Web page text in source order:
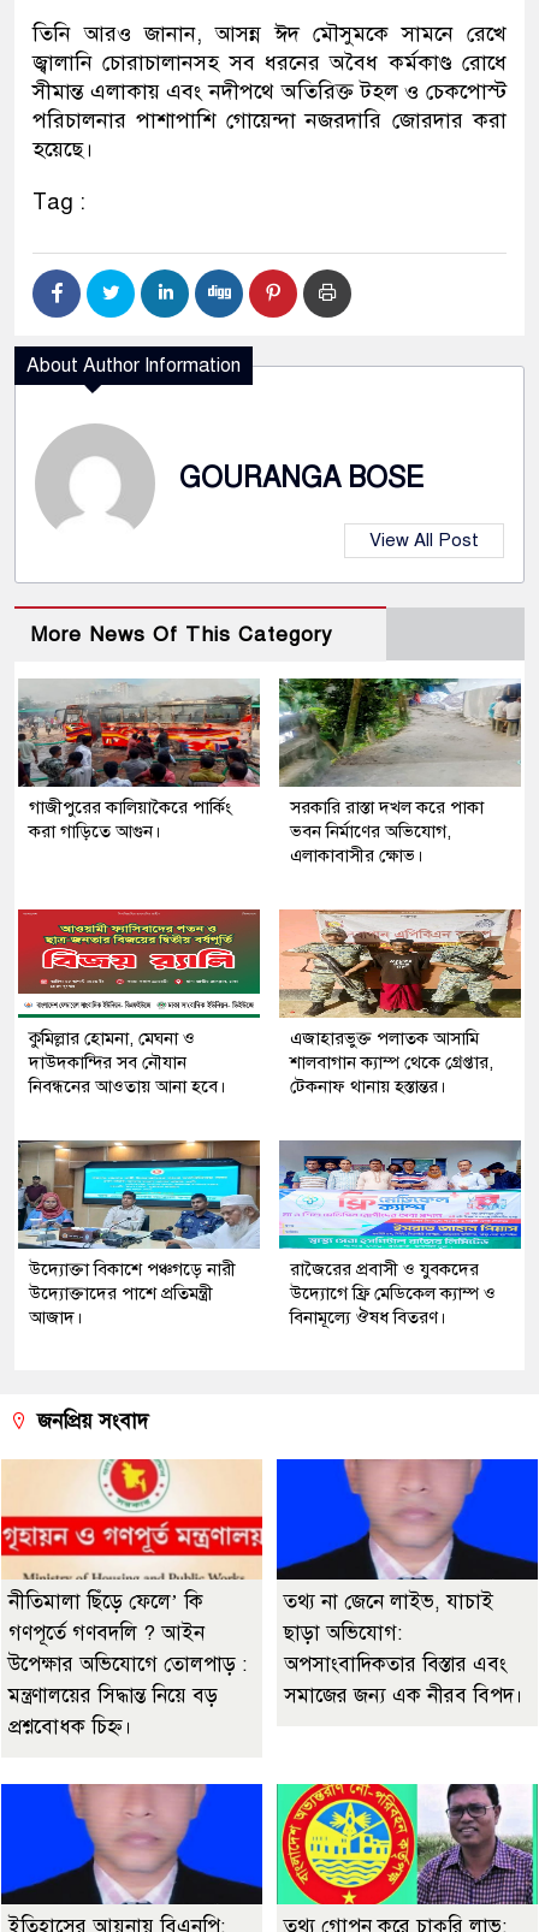
তিনি আরও জানান, আসন্ন ঈদ মৌসুমকে সামনে রেখে
জ্বালানি চোরাচালানসহ সব ধরনের অবৈধ কর্মকাণ্ড রোধে
সীমান্ত এলাকায় এবং নদীপথে অতিরিক্ত টহল ও চেকপোস্ট
পরিচালনার পাশাপাশি গোয়েন্দা নজরদারি জোরদার করা
হয়েছে।
Tag :
About Author Information
GOURANGA BOSE
View All Post
More News Of This Category
গাজীপুরের কালিয়াকৈরে পার্কিং
করা গাড়িতে আগুন।
সরকারি রাস্তা দখল করে পাকা
ভবন নির্মাণের অভিযোগ,
এলাকাবাসীর ক্ষোভ।
কুমিল্লার হোমনা, মেঘনা ও
দাউদকান্দির সব নৌযান
নিবন্ধনের আওতায় আনা হবে।
এজাহারভুক্ত পলাতক আসামি
শালবাগান ক্যাম্প থেকে গ্রেপ্তার,
টেকনাফ থানায় হস্তান্তর।
উদ্যোক্তা বিকাশে পঞ্চগড়ে নারী
উদ্যোক্তাদের পাশে প্রতিমন্ত্রী
আজাদ।
রাজৈরের‌ প্রবাসী ও যুবকদের
উদ্যোগে ফ্রি মেডিকেল ক্যাম্প ও
বিনামূল্যে ঔষধ বিতরণ।
জনপ্রিয় সংবাদ
নীতিমালা ছিঁড়ে ফেলে’ কি
গণপূর্তে গণবদলি ? আইন
উপেক্ষার অভিযোগে তোলপাড় :
মন্ত্রণালয়ের সিদ্ধান্ত নিয়ে বড়
প্রশ্নবোধক চিহ্ন।
তথ্য না জেনে লাইভ, যাচাই
ছাড়া অভিযোগ:
অপসাংবাদিকতার বিস্তার এবং
সমাজের জন্য এক নীরব বিপদ।
ইতিহাসের আয়নায় বিএনপি: তথ্য গোপন করে চাকুরি লাভ: